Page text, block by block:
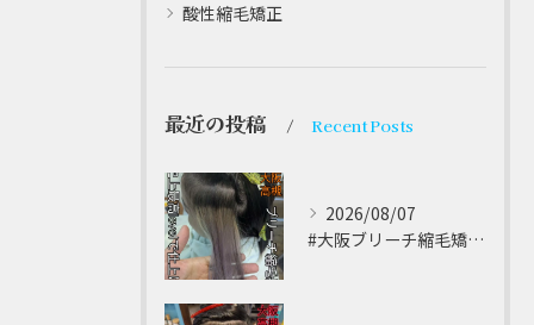
酸性縮毛矯正
最近の投稿 Recent Posts
2026/08/07
#大阪ブリーチ縮毛矯正 ⁡